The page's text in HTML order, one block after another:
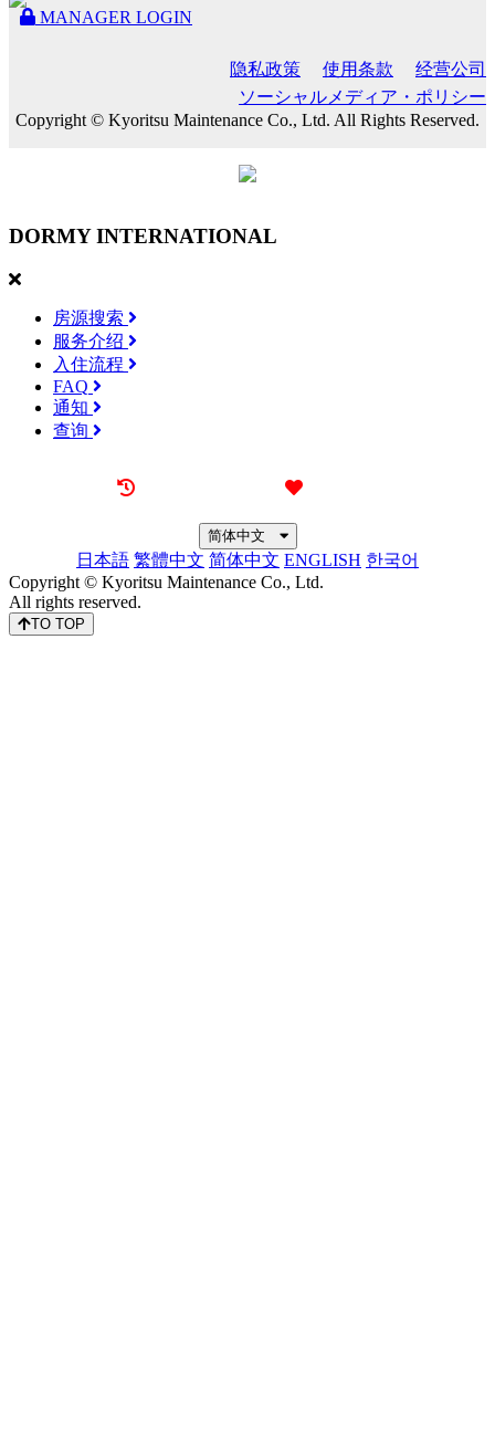
MANAGER LOGIN
隐私政策 使用条款
经营公司
ソーシャルメディア・ポリシー
Copyright © Kyoritsu Maintenance Co., Ltd. All Rights Reserved.
DORMY INTERNATIONAL
房源搜索
服务介绍
入住流程
FAQ
通知
查询
简体中文
日本語 繁體中文 简体中文 ENGLISH 한국어
Copyright © Kyoritsu Maintenance Co., Ltd.
All rights reserved.
TO TOP